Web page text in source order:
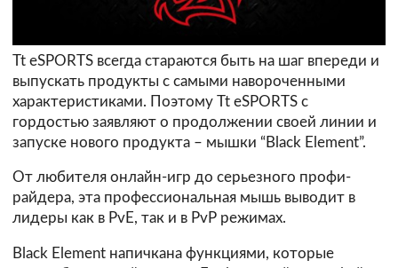
Tt eSPORTS всегда стараются быть на шаг впереди и
выпускать продукты с самыми навороченными
характеристиками. Поэтому Tt eSPORTS с
гордостью заявляют о продолжении своей линии и
запуске нового продукта – мышки “Black Element”.
От любителя онлайн-игр до серьезного профи-
райдера, эта профессиональная мышь выводит в
лидеры как в PvE, так и в PvP режимах.
Black Element напичкана функциями, которые